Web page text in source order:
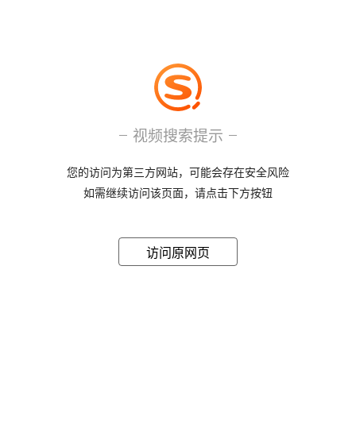
视频搜索提示
您的访问为第三方网站，可能会存在安全风险
如需继续访问该页面，请点击下方按钮
访问原网页